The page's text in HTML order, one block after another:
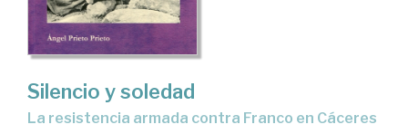
Silencio y soledad
la resistencia armada contra Franco en Cáceres